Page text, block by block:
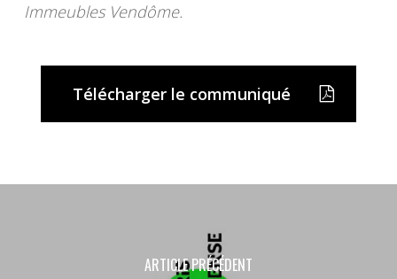
Immeubles Vendôme.
Télécharger le communiqué
ARTICLE PRÉCÉDENT